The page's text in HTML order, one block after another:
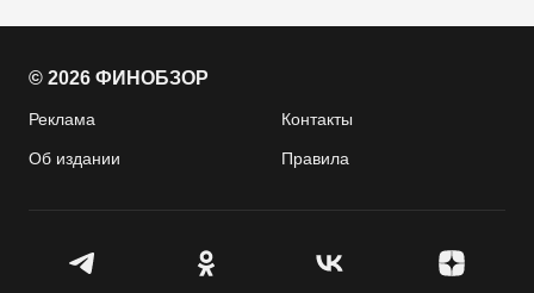
© 2026 ФИНОБЗОР
Реклама Контакты
Об издании Правила